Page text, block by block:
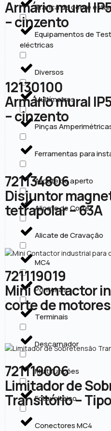
Trança de cobre
Equipamentos de
eléctricas
Diversos
Multímetros
Pinças
Ferramentas para
Alicate de aperto
Alicate de Corte
Alicate de Cravação
MC4
Ponteiras
Terminais
Descarnador
Multifunções
Fotovoltaico
Conectores MC4
Armário mural
– cinzento
12130100
Armário mural
– cinzento
721134806
Disjuntor
tetrapolar – 63A
721119019
Mini Contactor
corte de motores
721119006
Limitador de
Transitório –